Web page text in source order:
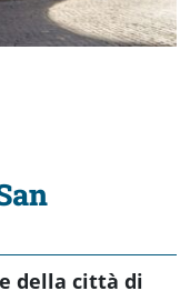
della città di